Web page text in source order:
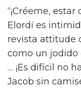
“¡Créeme,
Elordi es
revista attitude
como un jodido
… ¡Es difícil no
Jacob sin